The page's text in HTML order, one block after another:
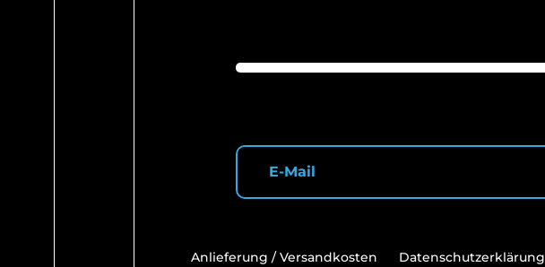
Anlieferung / Versandkosten Datenschutzerklärung